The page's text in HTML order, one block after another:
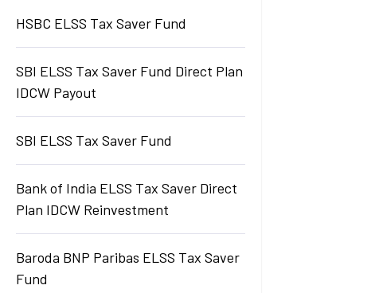
HSBC ELSS Tax Saver Fund
SBI ELSS Tax Saver Fund Direct Plan
IDCW Payout
SBI ELSS Tax Saver Fund
Bank of India ELSS Tax Saver Direct
Plan IDCW Reinvestment
Baroda BNP Paribas ELSS Tax Saver
Fund